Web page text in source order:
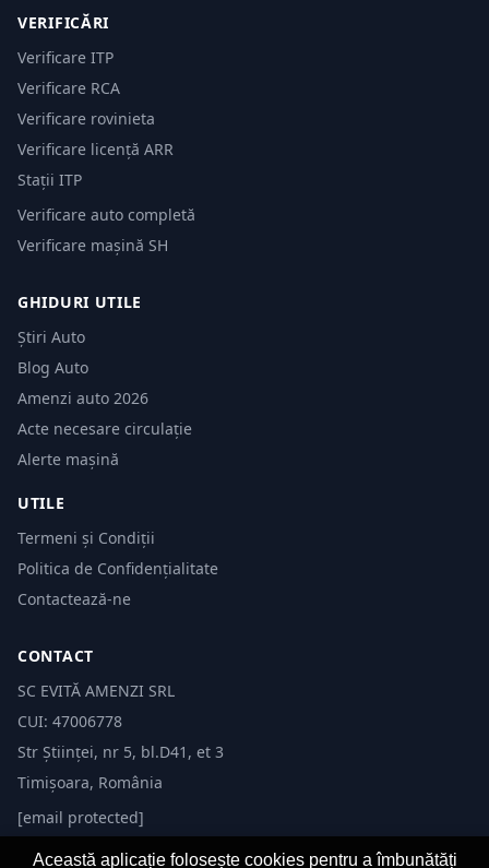
VERIFICĂRI
Verificare ITP
Verificare RCA
Verificare rovinieta
Verificare licență ARR
Stații ITP
Verificare auto completă
Verificare mașină SH
GHIDURI UTILE
Știri Auto
Blog Auto
Amenzi auto 2026
Acte necesare circulație
Alerte mașină
UTILE
Termeni și Condiții
Politica de Confidențialitate
Contactează-ne
CONTACT
SC EVITĂ AMENZI SRL
CUI: 47006778
Str Științei, nr 5, bl.D41, et 3
Timișoara, România
[email protected]
Această aplicație folosește cookies pentru a îmbunătăți